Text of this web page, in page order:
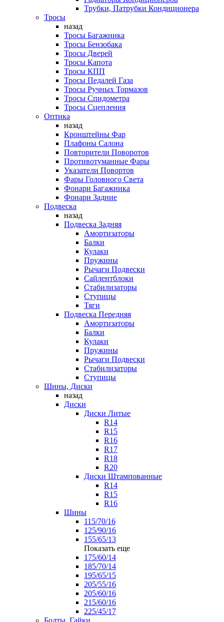
Трубки, Патрубки Кондиционера
Тросы
назад
Тросы Багажника
Тросы Бензобака
Тросы Дверей
Тросы Капота
Тросы КПП
Тросы Педалей Газа
Тросы Ручных Тормазов
Тросы Спидометра
Тросы Сцепления
Оптика
назад
Кронштейны Фар
Плафоны Салона
Повторители Поворотов
Противотуманные Фары
Указатели Повортов
Фары Головного Света
Фонари Багажника
Фонари Задние
Подвеска
назад
Подвеска Задняя
Амортизаторы
Балки
Кулаки
Пружины
Рычаги Подвески
Сайлентблоки
Стабилизаторы
Ступицы
Тяги
Подвеска Передняя
Амортизаторы
Балки
Кулаки
Пружины
Рычаги Подвески
Стабилизаторы
Ступицы
Шины, Диски
назад
Диски
Диски Литые
R14
R15
R16
R17
R18
R20
Диски Штампованные
R14
R15
R16
Шины
115/70/16
125/90/16
155/65/13
Показать еще
175/60/14
185/70/14
195/65/15
205/55/16
205/60/16
215/60/16
225/45/17
Болты, Гайки